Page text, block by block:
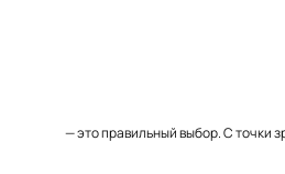
— это правильный выбор. С точки